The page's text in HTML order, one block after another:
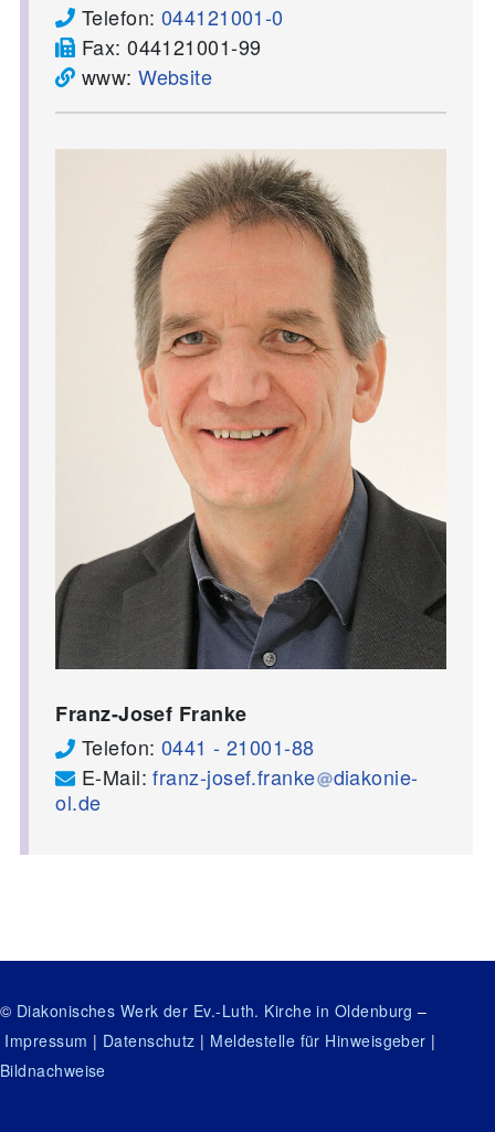
Telefon: 044121001-0
Fax:044121001-99
www:Website
Franz-Josef Franke
Telefon: 0441 - 21001-88
E-Mail:franz-josef.franke
diakonie-
ol.de
© Diakonisches Werk der Ev.-Luth. Kirche in Oldenburg –
Impressum | Datenschutz | Meldestelle für Hinweisgeber |
Bildnachweise